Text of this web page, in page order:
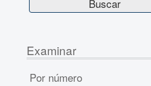
Examinar
Por número